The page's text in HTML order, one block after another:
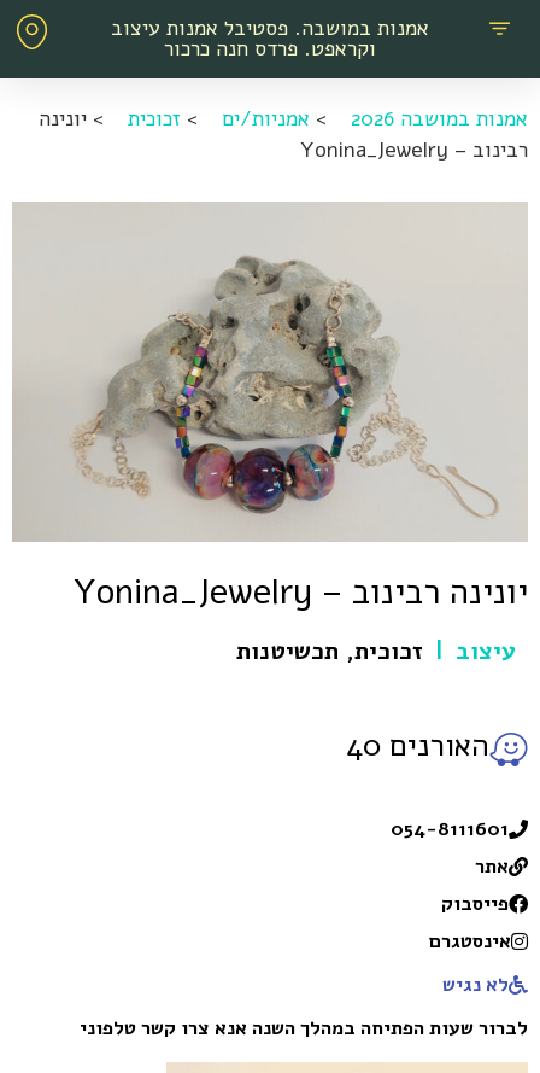
אמנות במושבה. פסטיבל אמנות עיצוב
וקראפט. פרדס חנה כרכור
אמנות במושבה 2026 > אמניות/ים > זכוכית > יונינה
רבינוב – Yonina_Jewelry
יונינה רבינוב – Yonina_Jewelry
עיצוב | זכוכית, תכשיטנות
האורנים 40
054-8111601
אתר
פייסבוק
אינסטגרם
לא נגיש
לברור שעות הפתיחה במהלך השנה אנא צרו קשר טלפוני